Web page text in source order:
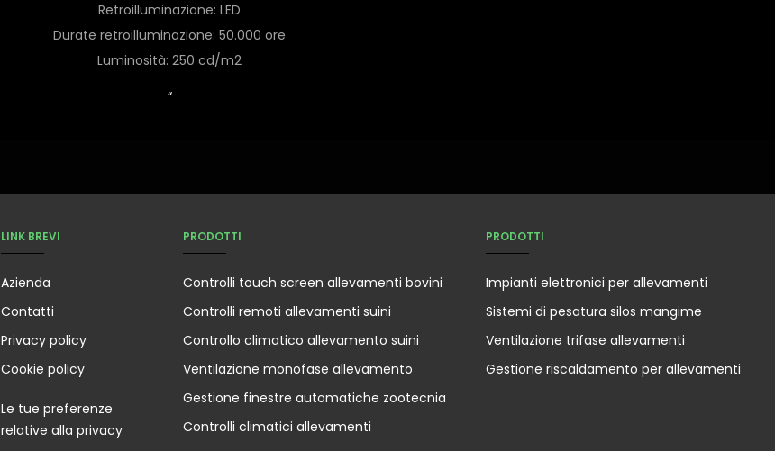
Retroilluminazione: LED
Durate retroilluminazione: 50.000 ore
Luminosità: 250 cd/m2
“
LINK BREVI
Azienda
Contatti
Privacy policy
Cookie policy
Le tue preferenze
relative alla privacy
PRODOTTI
Controlli touch screen allevamenti bovini
Controlli remoti allevamenti suini
Controllo climatico allevamento suini
Ventilazione monofase allevamento
Gestione finestre automatiche zootecnia
Controlli climatici allevamenti
PRODOTTI
Impianti elettronici per allevamenti
Sistemi di pesatura silos mangime
Ventilazione trifase allevamenti
Gestione riscaldamento per allevamenti